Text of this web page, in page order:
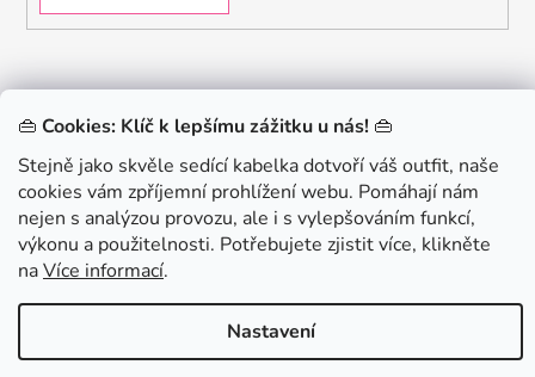
👜 Cookies: Klíč k lepšímu zážitku u nás! 👜
Stejně jako skvěle sedící kabelka dotvoří váš outfit, naše
cookies vám zpříjemní prohlížení webu. Pomáhají nám
nejen s analýzou provozu, ale i s vylepšováním funkcí,
výkonu a použitelnosti. Potřebujete zjistit více, klikněte
naVíce informací.
Nastavení
.
KONTAKTUJTE NÁS - jsme tady pro Vás na telefonu i
emailu
Copyright 2026danami. Všechna práva vyhrazena.
Chceš získat slevu 150Kč na svůj první nákup? Přihlaste
se k našemu newsletteru.